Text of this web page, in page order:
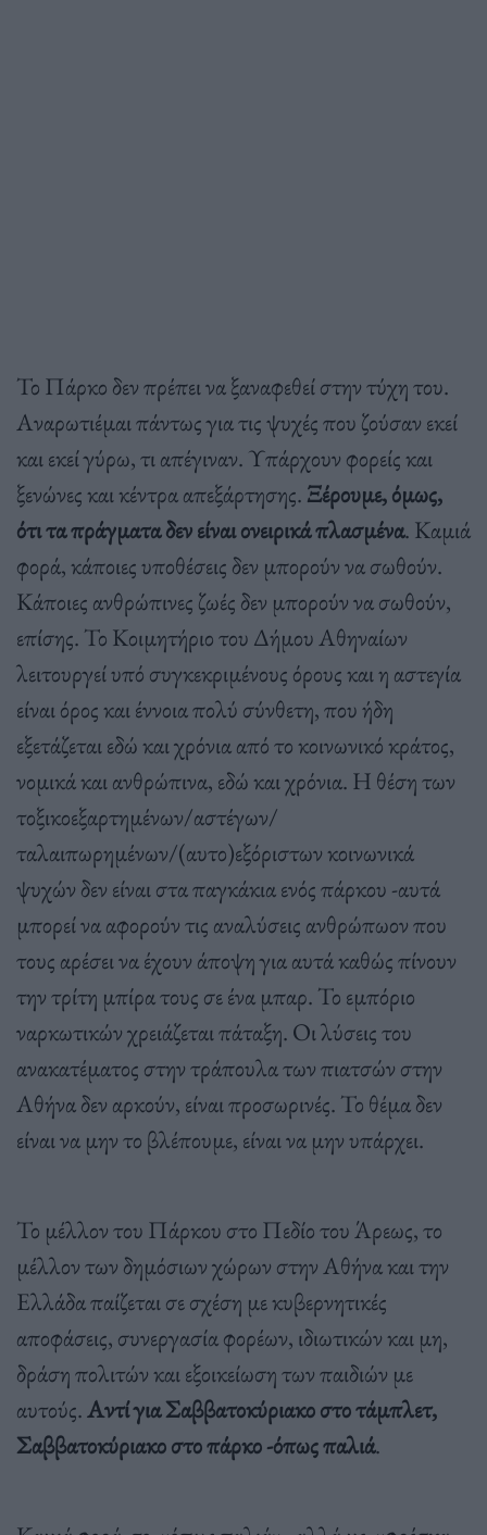
Το Πάρκο δεν πρέπει να ξαναφεθεί στην τύχη του.
Αναρωτιέμαι πάντως για τις ψυχές που ζούσαν εκεί
και εκεί γύρω, τι απέγιναν. Υπάρχουν φορείς και
ξενώνες και κέντρα απεξάρτησης. Ξέρουμε, όμως,
ότι τα πράγματα δεν είναι ονειρικά πλασμένα. Καμιά
φορά, κάποιες υποθέσεις δεν μπορούν να σωθούν.
Κάποιες ανθρώπινες ζωές δεν μπορούν να σωθούν,
επίσης. Το Κοιμητήριο του Δήμου Αθηναίων
λειτουργεί υπό συγκεκριμένους όρους και η αστεγία
είναι όρος και έννοια πολύ σύνθετη, που ήδη
εξετάζεται εδώ και χρόνια από το κοινωνικό κράτος,
νομικά και ανθρώπινα, εδώ και χρόνια. Η θέση των
τοξικοεξαρτημένων/αστέγων/
ταλαιπωρημένων/(αυτο)εξόριστων κοινωνικά
ψυχών δεν είναι στα παγκάκια ενός πάρκου -αυτά
μπορεί να αφορούν τις αναλύσεις ανθρώπωον που
τους αρέσει να έχουν άποψη για αυτά καθώς πίνουν
την τρίτη μπίρα τους σε ένα μπαρ. Το εμπόριο
ναρκωτικών χρειάζεται πάταξη. Οι λύσεις του
ανακατέματος στην τράπουλα των πιατσών στην
Αθήνα δεν αρκούν, είναι προσωρινές. Το θέμα δεν
είναι να μην το βλέπουμε, είναι να μην υπάρχει.
Το μέλλον του Πάρκου στο Πεδίο του Άρεως, το
μέλλον των δημόσιων χώρων στην Αθήνα και την
Ελλάδα παίζεται σε σχέση με κυβερνητικές
αποφάσεις, συνεργασία φορέων, ιδιωτικών και μη,
δράση πολιτών και εξοικείωση των παιδιών με
αυτούς.Αντί για Σαββατοκύριακο στο τάμπλετ,
Σαββατοκύριακο στο πάρκο -όπως παλιά.